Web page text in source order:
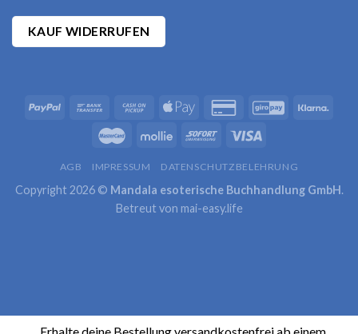
KAUF WIDERRUFEN
AGB IMPRESSUM DATENSCHUTZBELEHRUNG
Copyright 2026 © Mandala esoterische Buchhandlung GmbH.
Betreut von mai-easy.life